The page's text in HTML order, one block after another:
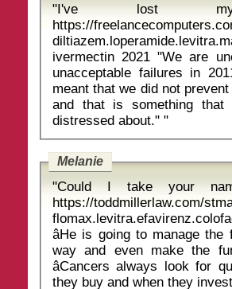
"I've lost
https://
ivermectin 2021 "We are unequivocally sorry about the fact that
unacceptable failures in
meant that we did not
and that is something
distressed about." "
Melanie
"Could I take your
https://toddmillerlaw.com/
âHe is going to manage
way and even make the
âCancers always look for